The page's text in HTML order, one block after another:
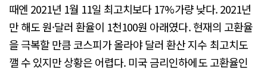
때엔 2021년 1월 11일 최고치보다 17%가량 낮다. 2021년
만 해도 원·달러 환율이 1천100원 아래였다. 현재의 고환율
을 극복할 만큼 코스피가 올라야 달러 환산 지수 최고치도
깰 수 있지만 상황은 어렵다. 미국 금리인하에도 고환율인